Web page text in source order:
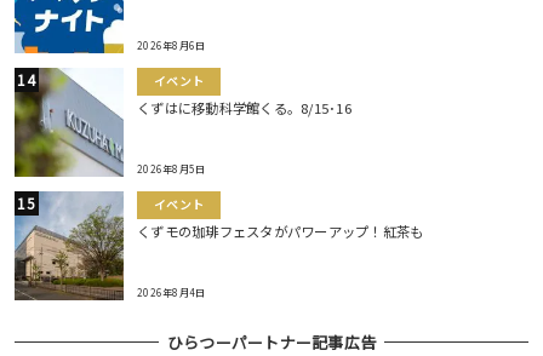
2026年8月6日
イベント
くずはに移動科学館くる。8/15･16
2026年8月5日
イベント
くずモの珈琲フェスタがパワーアップ！紅茶も
2026年8月4日
ひらつーパートナー記事広告